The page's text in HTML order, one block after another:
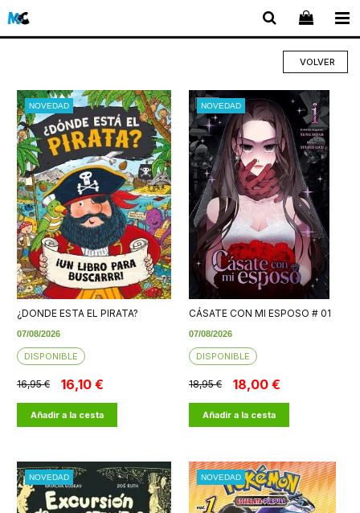
VOLVER
NOVEDAD
¿DONDE ESTA EL PIRATA?
07/08/2026
DISPONIBLE
16,95 € 16,10 €
Añadir a la cesta
NOVEDAD
CÁSATE CON MI ESPOSO # 01
07/08/2026
DISPONIBLE
18,95 € 18,00 €
Añadir a la cesta
NOVEDAD NOVEDAD